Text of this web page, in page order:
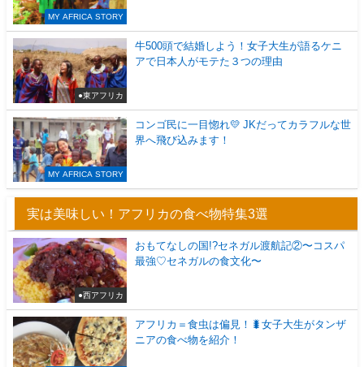
MY AFRICA STORY
●東アフリカ
牛500頭で結婚しよう！女子大生が語るケニ
アで日本人がモテた３つの理由
MY AFRICA STORY
コンゴ民に一目惚れ💛 JKだってカラフルな世
界へ飛び込みます！
実は美味しい！アフリカの食べ物特集3選
●西アフリカ
おもてなしの国!?セネガル渡航記②〜コスパ
最強♡セネガルの食文化〜
アフリカ＝食虫は偏見！🐛女子大生がタンザ
ニアの食べ物を紹介！